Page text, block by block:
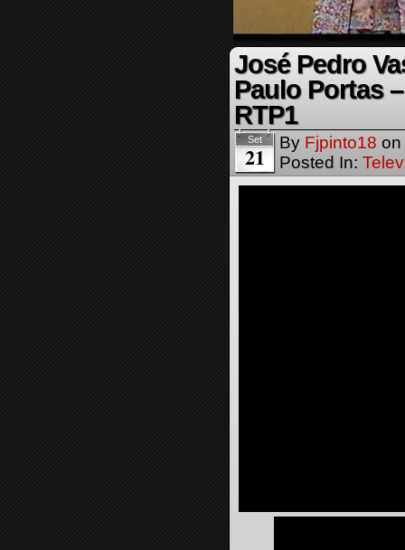
José Pedro
Paulo Portas
RTP1
Set
21 By Fjpinto18 on
Posted In: